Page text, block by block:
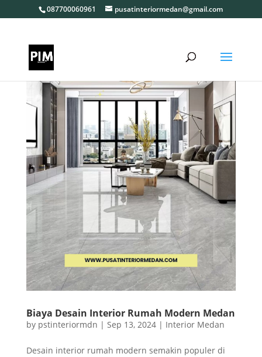
087700060961 pusatinteriormedan@gmail.com
Biaya Desain Interior Rumah Modern Medan
by pstinteriormdn | Sep 13, 2024| Interior Medan
Desain interior rumah modern semakin populer di